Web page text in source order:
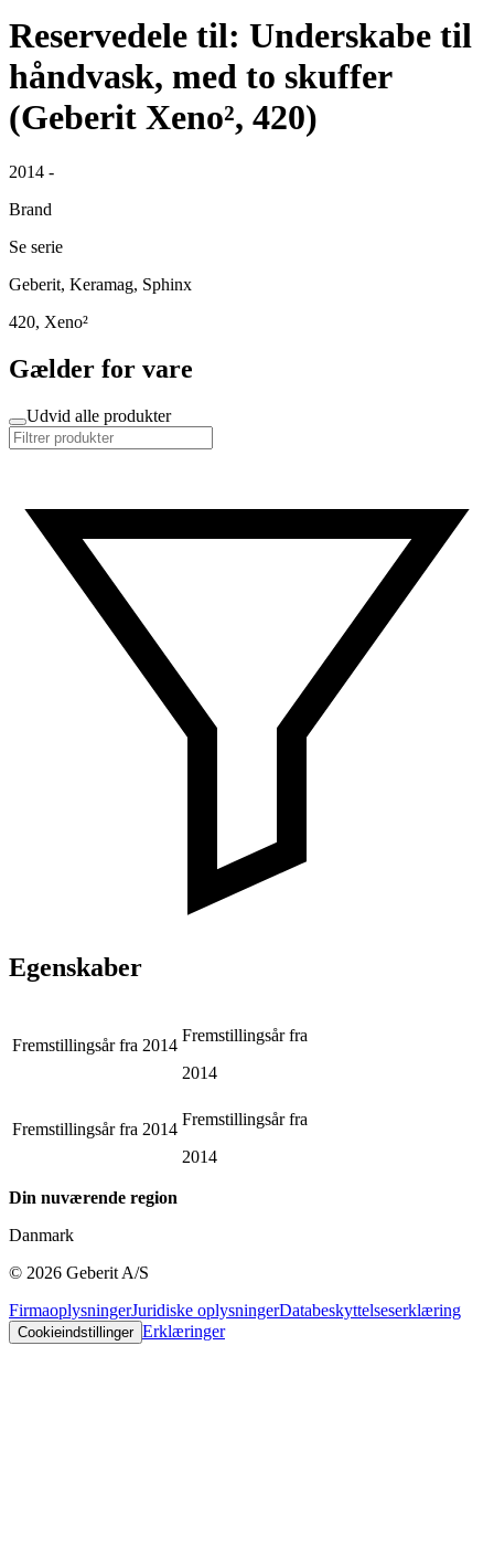
Reservedele til: Underskabe til
håndvask, med to skuffer
(Geberit Xeno², 420)
2014 -
Brand
Se serie
Geberit, Keramag, Sphinx
420, Xeno²
Gælder for vare
Udvid alle produkter
Egenskaber
Fremstillingsår fra 2014
Fremstillingsår fra
2014
Fremstillingsår fra 2014
Fremstillingsår fra
2014
Din nuværende region
Danmark
© 2026 Geberit A/S
FirmaoplysningerJuridiske oplysningerDatabeskyttelseserklæring
Cookieindstillinger Erklæringer